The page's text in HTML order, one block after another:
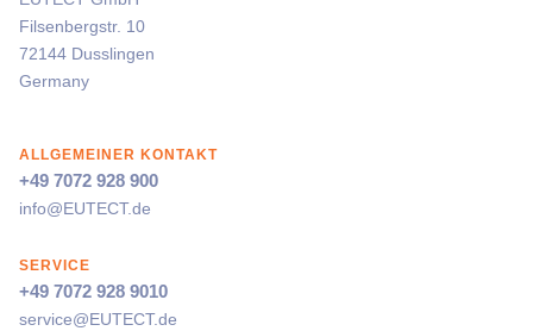
Filsenbergstr. 10
72144 Dusslingen
Germany
ALLGEMEINER KONTAKT
+49 7072 928 900
info@EUTECT.de
SERVICE
+49 7072 928 9010
service@EUTECT.de